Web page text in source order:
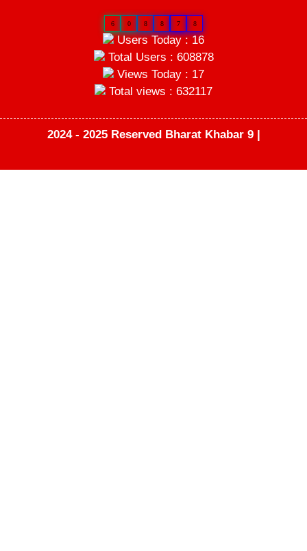
6 0 8 8 7 8
Users Today : 16
Total Users : 608878
Views Today : 17
Total views : 632117
2024 - 2025 Reserved Bharat Khabar 9 |